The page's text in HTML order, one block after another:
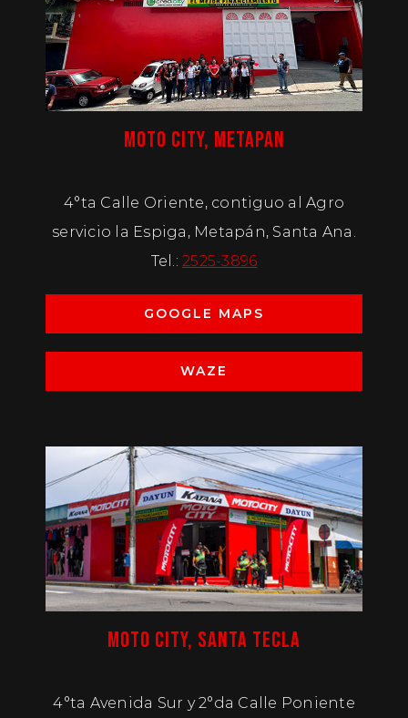
MOTO CITY, METAPAN
4°ta Calle Oriente, contiguo al Agro
servicio la Espiga, Metapán, Santa Ana.
Tel.:2525-3896
GOOGLE MAPS
WAZE
MOTO CITY, SANTA TECLA
4°ta Avenida Sur y 2°da Calle Poniente